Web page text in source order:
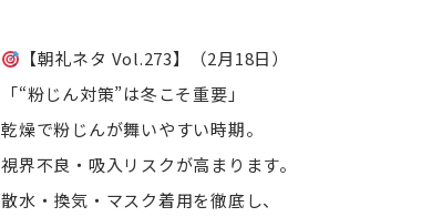
【朝礼ネタ Vol.273】（2月18日）
「“粉じん対策”は冬こそ重要」
乾燥で粉じんが舞いやすい時期。
視界不良・吸入リスクが高まります。
散水・換気・マスク着用を徹底し、